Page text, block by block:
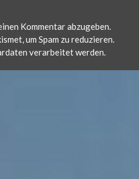
Kommentar abzugeben.
um Spam zu reduzieren.
verarbeitet werden.